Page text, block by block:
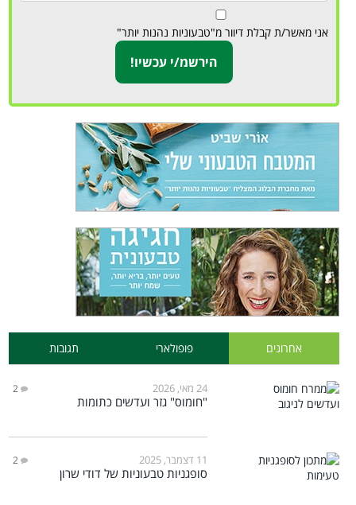
אני מאשר/ת קבלת דיוור מ"טבעוניות נהנות יותר"
אחרונים פופולארי תגובות
24 מאי, 2026 2
"חומוס" גזר ועדשים כתומות
11 דצמבר, 2025 2
סופגניות טבעוניות של דודי שרון